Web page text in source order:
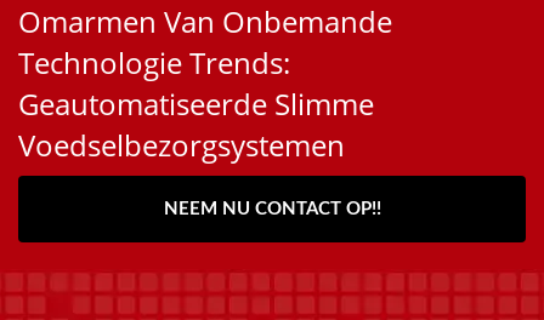
Omarmen Van Onbemande
Technologie Trends:
Geautomatiseerde Slimme
Voedselbezorgsystemen
NEEM NU CONTACT OP!!